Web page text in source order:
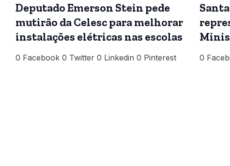
Deputado Emerson Stein pede
mutirão da Celesc para melhorar
instalações elétricas nas escolas
0 Facebook 0 Twitter 0 Linkedin 0 Pinterest 0